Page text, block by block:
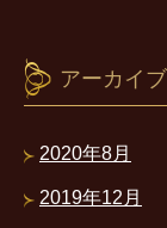
アーカイブ
2020年8月
2019年12月